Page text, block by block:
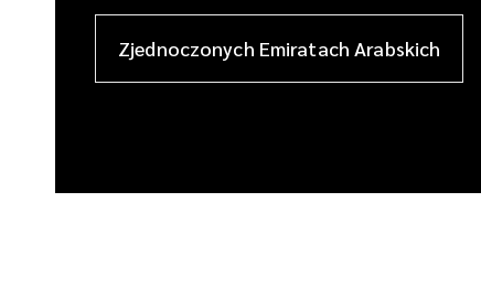
Zjednoczonych Emiratach Arabskich